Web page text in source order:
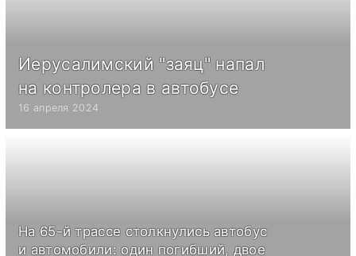
Иерусалимский "заяц" напал
на контролера в автобусе
16 апреля 2024
На 65-й трассе столкнулись автобус
и автомобили: один погибший, двое